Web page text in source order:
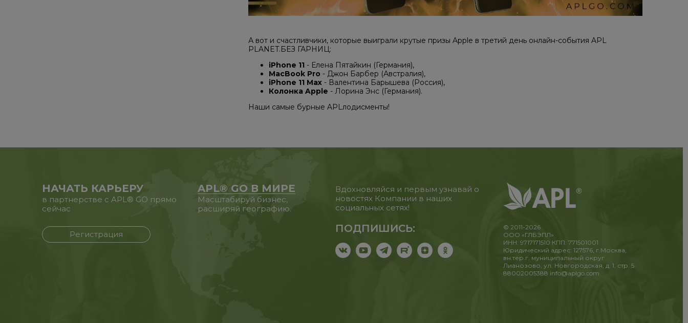
А вот и счастливчики, которые выиграли крутые призы Apple в третий день онлайн-события APL
PLANET.БЕЗ ГАРНИЦ:
iPhone 11 - Елена Пятайкин (Германия),
MacBook Pro - Джон Барбер (Австралия),
iPhone 11 Max- Валентина Барышева (Россия),
Колонка Apple - Лорина Энс (Германия).
Наши самые бурные APLлодисменты!
НАЧАТЬ КАРЬЕРУ
в партнерстве с APL® GO прямо
сейчас
Регистрация
APL® GO В МИРЕ
Масштабируй бизнес,
расширяй географию.
Вдохновляйся и первым узнавай о
новостях Компании в наших
социальных сетях!
ПОДПИШИСЬ:
© 2011-2026
ООО «ГЛБЭПЛ»
ИНН: 9717171510 КПП: 771501001
Юридический адрес: 127576, г.Москва,
вн.тер.г. муниципальный округ
Лианозово, ул. Новгородская, д. 1, стр. 5
88002005388 info@aplgo.com